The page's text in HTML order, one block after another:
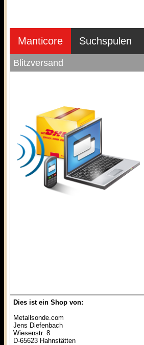
Manticore Suchspulen
Blitzversand
Dies ist ein Shop von:
Metallsonde.com
Jens Diefenbach
Wiesenstr. 8
D-65623 Hahnstätten